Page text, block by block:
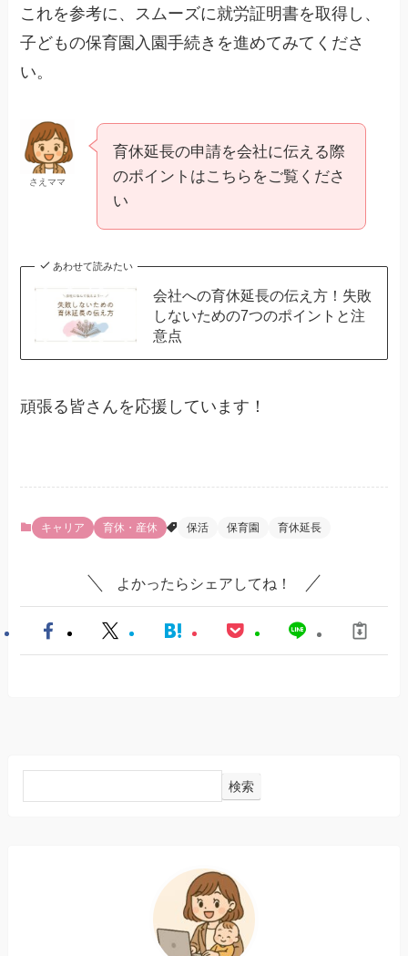
これを参考に、スムーズに就労証明書を取得し、
子どもの保育園入園手続きを進めてみてくださ
い。
さえママ
育休延長の申請を会社に伝える際
のポイントはこちらをご覧くださ
い
あわせて読みたい
会社への育休延長の伝え方！失敗
しないための7つのポイントと注
意点
頑張る皆さんを応援しています！
キャリア 育休・産休 保活 保育園 育休延長
よかったらシェアしてね！
検索